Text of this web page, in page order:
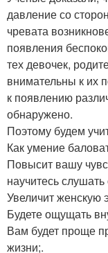
давление со
чревата
появления
тех девочек,
внимательны к их
к появлению
обнаружено.
Поэтому будем
Как умение
Повысит вашу
научитесь
Увеличит женскую
Будете ощущать
Вам будет проще
жизни;.